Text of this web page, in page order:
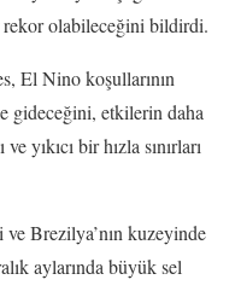
rekor olabileceğini bildirdi.
El Nino koşullarının
gideceğini, etkilerin daha
yıkıcı bir hızla sınırları
Brezilya’nın kuzeyinde
aylarında büyük sel